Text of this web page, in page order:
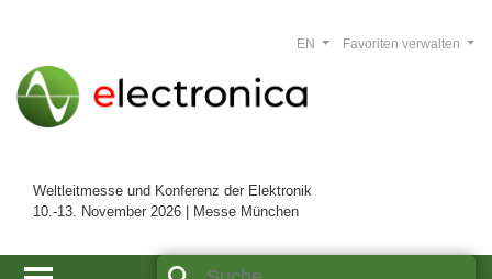
Weltleitmesse und Konferenz der Elektronik
10.-13. November 2026 | Messe München
Favoriten verwalten
EN